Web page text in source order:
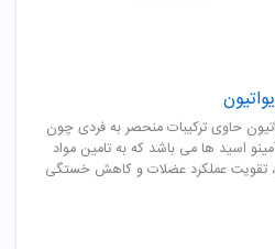
حاوی ترکیبات منحصر به فردی چون
اسید ها می باشد که به تامین مواد
تقویت عملکرد عضلات و کاهش خستگی